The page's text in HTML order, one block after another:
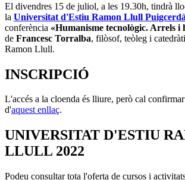
El divendres 15 de juliol, a les 19.30h, tindrà
la Universitat d'Estiu Ramon Llull
conferència «Humanisme tecnològic. Arrels i
de Francesc Torralba, filòsof, teòleg i
Ramon Llull.
INSCRIPCIÓ
L'accés a la cloenda és lliure, però cal
d'aquest enllaç.
UNIVERSITAT D'ESTIU
LLULL 2022
Podeu consultar tota l'oferta de cursos i